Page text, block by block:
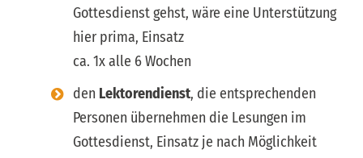
Gottesdienst gehst, wäre eine Unterstützung
hier prima, Einsatz
ca. 1x alle 6 Wochen
den Lektorendienst, die entsprechenden
Personen übernehmen die Lesungen im
Gottesdienst, Einsatz je nach Möglichkeit